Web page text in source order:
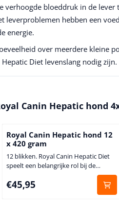
verhoogde bloeddruk in de
leverproblemen hebben een
energie.
over meerdere kleine
Diet levenslang nodig zijn.
Canin Hepatic hond
Royal Canin Hepatic hond 12
x 420 gram
12 blikken. Royal Canin Hepatic Diet
speelt een belangrijke rol bij de
behandeling van leveraandoeningen.
Royal Canin Hepatic Diet is speciaal
ontwikkeld ter ondersteuning van de
Prijs: 45,95
€45,95